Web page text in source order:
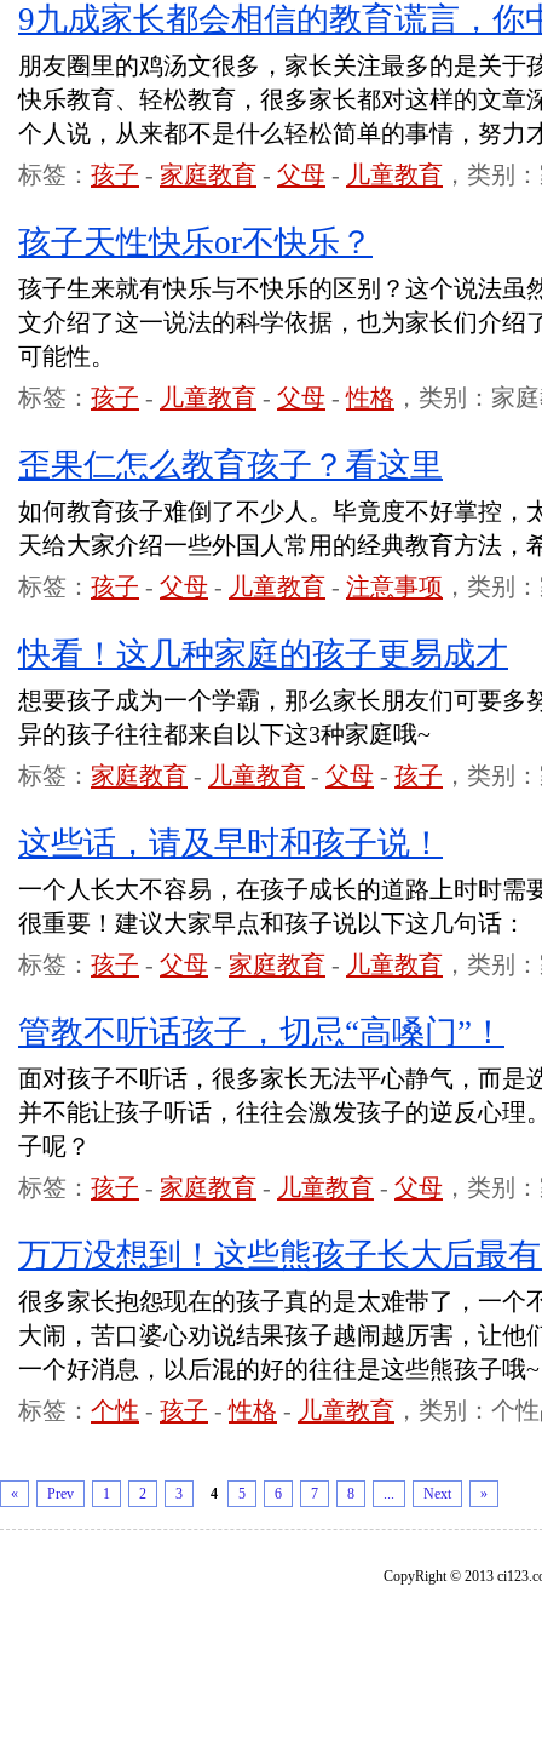
9九成家长都会相信的教育谎言，你
朋友圈里的鸡汤文很多，家长关注最多的是关于
快乐教育、轻松教育，很多家长都对这样的文章
个人说，从来都不是什么轻松简单的事情，努力
标签： 孩子 - 家庭教育 - 父母 - 儿童教育 ，类别
孩子天性快乐or不快乐？
孩子生来就有快乐与不快乐的区别？这个说法虽
文介绍了这一说法的科学依据，也为家长们介绍
可能性。
标签： 孩子 - 儿童教育 - 父母 -性格 ，类别：家
歪果仁怎么教育孩子？看这里
如何教育孩子难倒了不少人。毕竟度不好掌控，
天给大家介绍一些外国人常用的经典教育方法，
标签： 孩子 - 父母 - 儿童教育 - 注意事项 ，类别
快看！这几种家庭的孩子更易成才
想要孩子成为一个学霸，那么家长朋友们可要多
异的孩子往往都来自以下这3种家庭哦~
标签： 家庭教育 - 儿童教育 - 父母 - 孩子 ，类别
这些话，请及早时和孩子说！
一个人长大不容易，在孩子成长的道路上时时需
很重要！建议大家早点和孩子说以下这几句话：
标签： 孩子 - 父母 - 家庭教育 - 儿童教育 ，类别
管教不听话孩子，切忌“高嗓门”！
面对孩子不听话，很多家长无法平心静气，而是
并不能让孩子听话，往往会激发孩子的逆反心理
子呢？
标签： 孩子 - 家庭教育 - 儿童教育 - 父母 ，类别
万万没想到！这些熊孩子长大后最
很多家长抱怨现在的孩子真的是太难带了，一个
大闹，苦口婆心劝说结果孩子越闹越厉害，让他
一个好消息，以后混的好的往往是这些熊孩子哦~
标签： 个性 - 孩子 -性格 - 儿童教育 ，类别：个
« Prev 1 2 3 4 5 6 7 8 ... Next »
CopyRight © 2013